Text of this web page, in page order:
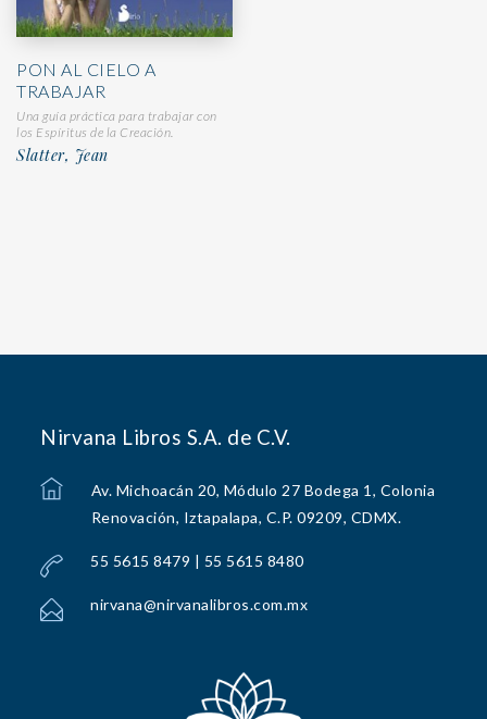
PON AL CIELO A
TRABAJAR
Una guía práctica para trabajar con
los Espíritus de la Creación.
Slatter, Jean
Nirvana Libros S.A. de C.V.
Av. Michoacán 20, Módulo 27 Bodega 1, Colonia
Renovación, Iztapalapa, C.P. 09209, CDMX.
55 5615 8479 | 55 5615 8480
nirvana@nirvanalibros.com.mx